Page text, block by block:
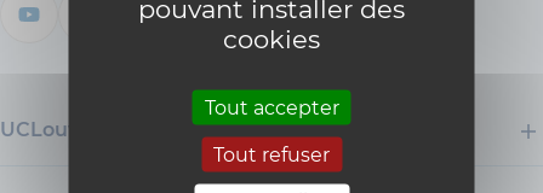
pouvant installer des
cookies
Tout accepter
Tout refuser
UCLouvain